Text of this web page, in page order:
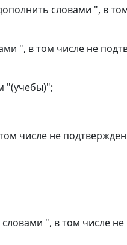
словами ", в
", в том числе не
"(учебы)";
числе не
", в том числе